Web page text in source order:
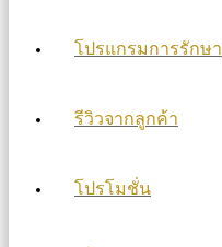
โปรแกรมการรักษา
รีวิวจากลูกค้า
โปรโมชั่น